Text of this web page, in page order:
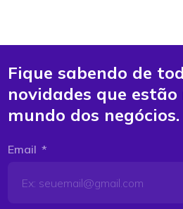
Fique sabendo de
novidades que
mundo dos negócios.
Email